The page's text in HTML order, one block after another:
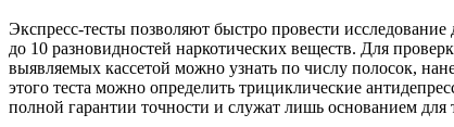
Экспресс-тесты позволяют быстро провести
до 10 разновидностей наркотических веществ. Для
выявляемых кассетой можно узнать по числу полосок,
этого теста можно определить трициклические
полной гарантии точности и служат лишь основанием